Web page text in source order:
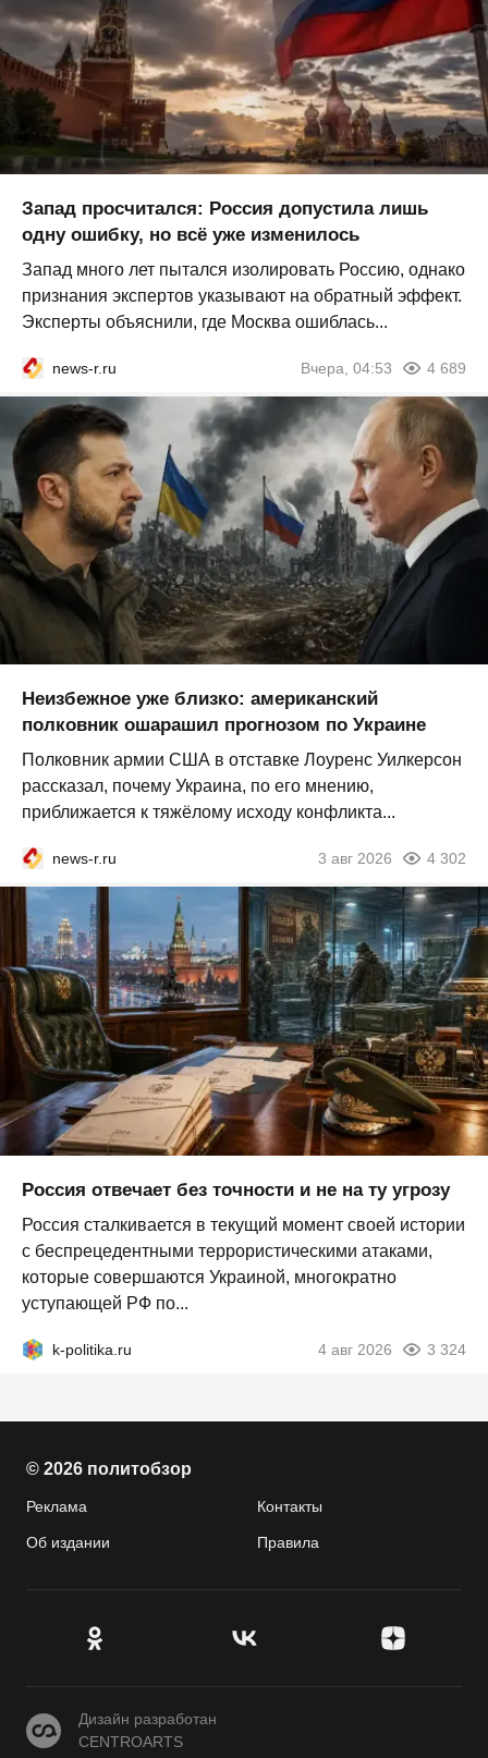
Запад просчитался: Россия допустила лишь
одну ошибку, но всё уже изменилось
Запад много лет пытался изолировать Россию, однако
признания экспертов указывают на обратный эффект.
Эксперты объяснили, где Москва ошиблась...
news-r.ru Вчера, 04:53 4 689
Неизбежное уже близко: американский
полковник ошарашил прогнозом по Украине
Полковник армии США в отставке Лоуренс Уилкерсон
рассказал, почему Украина, по его мнению,
приближается к тяжёлому исходу конфликта...
news-r.ru 3 авг 2026 4 302
Россия отвечает без точности и не на ту угрозу
Россия сталкивается в текущий момент своей истории
с беспрецедентными террористическими атаками,
которые совершаются Украиной, многократно
уступающей РФ по...
k-politika.ru 4 авг 2026 3 324
© 2026 политобзор
Реклама Контакты
Об издании Правила
CENTROARTS